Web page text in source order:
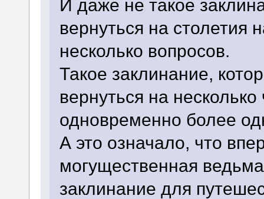
И даже не такое
вернуться на столетия
несколько вопросов.
Такое заклинание,
вернуться на
одновременно более
А это означало, что
могущественная
заклинание для